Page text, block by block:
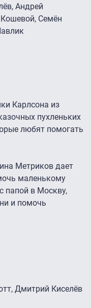
Андрей
Семён
Карлсона из
пухленьких
любят помогать
Метриков дает
маленькому
папой в Москву,
и помочь
Дмитрий Киселёв